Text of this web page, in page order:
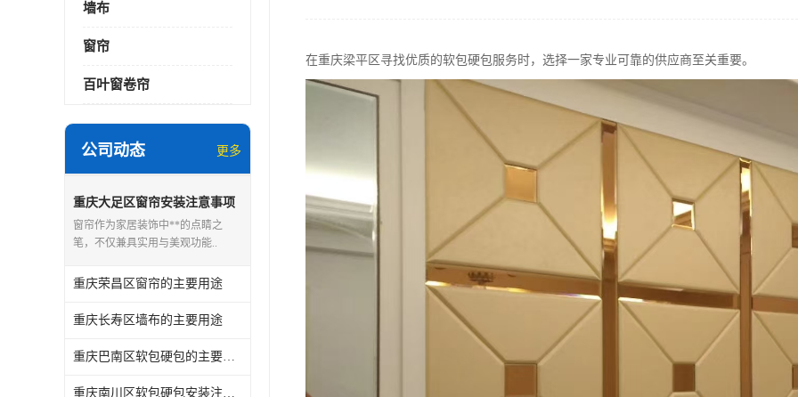
墙布
窗帘
百叶窗卷帘
公司动态 更多
重庆大足区窗帘安装注意事项
窗帘作为家居装饰中**的点睛之
笔，不仅兼具实用与美观功能..
重庆荣昌区窗帘的主要用途
重庆长寿区墙布的主要用途
重庆巴南区软包硬包的主要用途
重庆南川区软包硬包安装注意事项
在重庆梁平区寻找优质的软包硬包服务时，选择一家专业可靠的供应商至关重要。